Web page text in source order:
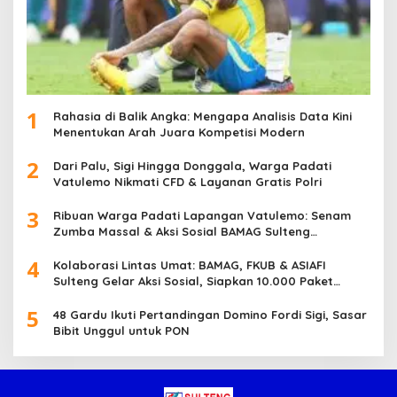
1
Rahasia di Balik Angka: Mengapa Analisis Data Kini
Menentukan Arah Juara Kompetisi Modern
2
Dari Palu, Sigi Hingga Donggala, Warga Padati
Vatulemo Nikmati CFD & Layanan Gratis Polri
3
Ribuan Warga Padati Lapangan Vatulemo: Senam
Zumba Massal & Aksi Sosial BAMAG Sulteng
4
Kolaborasi Lintas Umat: BAMAG, FKUB & ASIAFI
Sulteng Gelar Aksi Sosial, Siapkan 10.000 Paket
5
48 Gardu Ikuti Pertandingan Domino Fordi Sigi, Sasar
Bibit Unggul untuk PON